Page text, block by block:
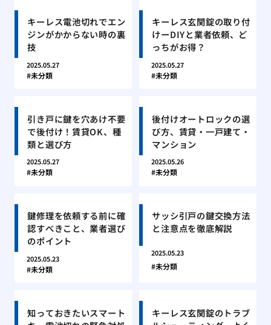
キーレス電池切れでエン
ジンがかからない時の裏
技
2025.05.27
未分類
キーレス玄関錠の取り付
けーDIYと業者依頼、ど
っちがお得？
2025.05.27
未分類
引き戸に鍵を穴あけ不要
で後付け！賃貸OK、種
類と選び方
2025.05.27
未分類
後付けオートロックの選
び方、賃貸・一戸建て・
マンション
2025.05.26
未分類
鍵修理を依頼する前に確
認すべきこと、業者選び
のポイント
2025.05.23
未分類
サッシ引戸の鍵交換方法
と注意点を徹底解説
2025.05.23
未分類
知っておきたいスマート
キーレス玄関錠のトラブ